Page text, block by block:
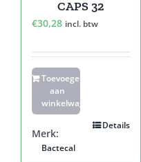
CAPS 32
€30,28 incl. btw
Toevoegen
aan
winkelwagen
Details
Merk:
Bactecal